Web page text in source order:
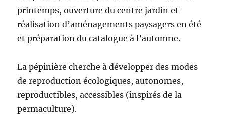
printemps, ouverture du centre jardin et
réalisation d’aménagements paysagers en été
et préparation du catalogue à l’automne.
La pépinière cherche à développer des modes
de reproduction écologiques, autonomes,
reproductibles, accessibles (inspirés de la
permaculture).